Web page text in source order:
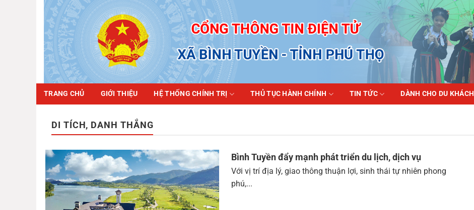
Chuyển
đến
nội
dung
TRANG CHỦ GIỚI THIỆU HỆ THỐNG CHÍNH TRỊ THỦ TỤC HÀNH CHÍNH TIN TỨC DÀNH CHO DU KHÁCH
DI TÍCH, DANH THẮNG
Bình Tuyền đẩy mạnh phát triển du lịch, dịch vụ
Với vị trí địa lý, giao thông thuận lợi, sinh thái tự nhiên phong
phú,...